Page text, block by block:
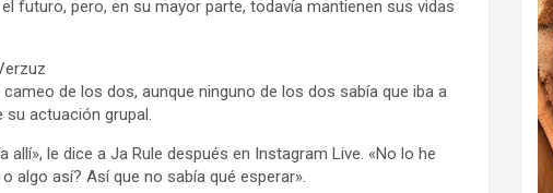
futuro, pero, en su mayor parte, todavía mantienen sus vidas
de los dos, aunque ninguno de los dos sabía que iba a
su actuación grupal.
le dice a Ja Rule después en Instagram Live. «No lo he
algo así? Así que no sabía qué esperar».